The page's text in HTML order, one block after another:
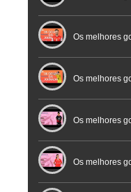
Os melhores
Futsal
Os melhores
Os melhores
Placard
Os melhores